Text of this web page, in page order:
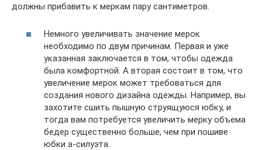
должны прибавить к меркам пару сантиметров.
Немного увеличивать значение мерок
необходимо по двум причинам. Первая и уже
указанная заключается в том, чтобы одежда
была комфортной. А вторая состоит в том, что
увеличение мерок может требоваться для
создания нового дизайна одежды. Например, вы
захотите сшить пышную струящуюся юбку, и
тогда вам потребуется увеличить мерку объема
бедер существенно больше, чем при пошиве
юбки а-силуэта.